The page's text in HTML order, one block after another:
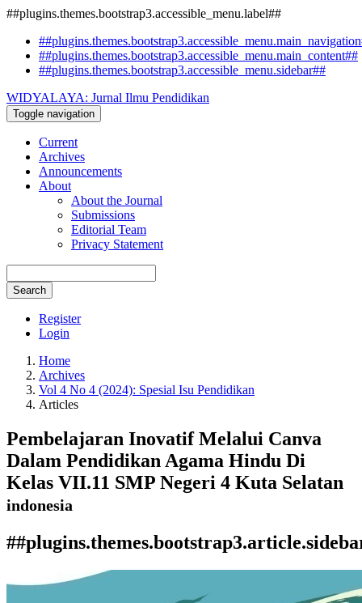
##plugins.themes.bootstrap3.accessible_menu.label##
##plugins.themes.bootstrap3.accessible_menu.main_content##
##plugins.themes.bootstrap3.accessible_menu.sidebar##
WIDYALAYA: Jurnal Ilmu Pendidikan
Toggle navigation
Current
Archives
Announcements
About
About the Journal
Submissions
Editorial Team
Privacy Statement
Search
Register
Login
Home
Archives
Vol 4 No 4 (2024): Spesial Isu Pendidikan
Articles
Pembelajaran Inovatif Melalui Canva
Dalam Pendidikan Agama Hindu Di
Kelas VII.11 SMP Negeri 4 Kuta Selatan
indonesia